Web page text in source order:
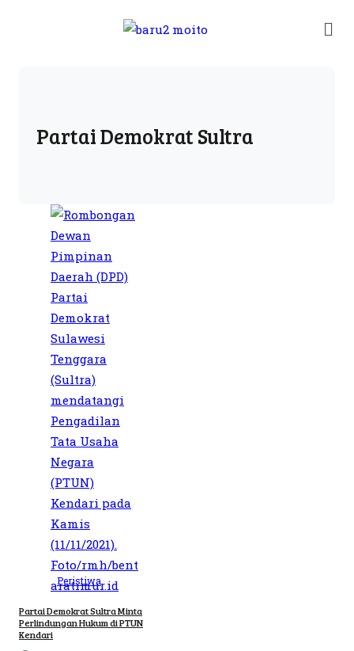
Partai Demokrat Sultra
Peristiwa
Partai Demokrat Sultra Minta
Perlindungan Hukum di PTUN
Kendari